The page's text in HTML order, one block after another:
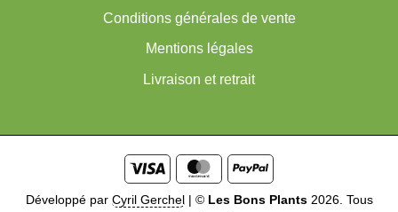
Conditions générales de vente
Mentions légales
Livraison et retrait
Visa MasterCardPayPal
Développé par Cyril Gerchel | © Les Bons Plants2026. Tous